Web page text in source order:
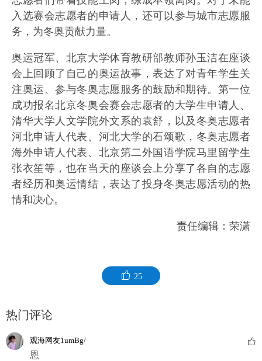
入选赛会志愿者的申请人，还可以参与城市志愿服
务，为冬奥贡献力量。
奥运冠军、北京大学体育教研部教师孙玉洁在座谈
会上回顾了自己的奥运故事，表达了对青年学生关
注奥运、参与冬奥志愿服务的鼓励和期待。第一位
成功报名北京冬奥会赛会志愿者的大学生申请人、
清华大学人文学院外文系的袁舒，以及冬奥志愿者
河北申请人代表、河北大学的石颂歌，冬奥志愿者
海外申请人代表、北京第二外国语学院马里留学生
张衣笙等，也在当天的座谈会上分享了各自的志愿
者经历和奥运情结，表达了投身冬奥志愿活动的热
情和决心。
责任编辑：荣潇
25
热门评论
观海网友1umBg/
恩